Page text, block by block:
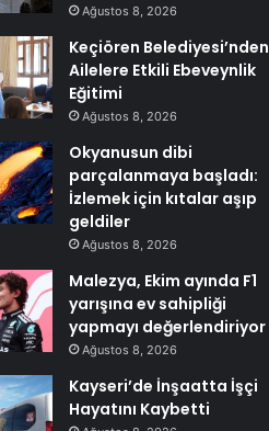
Ağustos 8, 2026
Keçiören Belediyesi’nden
Ailelere Etkili Ebeveynlik
Eğitimi
Ağustos 8, 2026
Okyanusun dibi
parçalanmaya başladı:
İzlemek için kıtalar aşıp
geldiler
Ağustos 8, 2026
Malezya, Ekim ayında F1
yarışına ev sahipliği
yapmayı değerlendiriyor
Ağustos 8, 2026
Kayseri’de İnşaatta İşçi
Hayatını Kaybetti